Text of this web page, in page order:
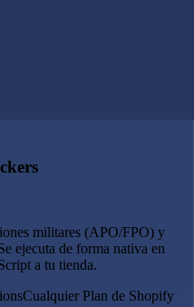
militares (APO/FPO) y
ejecuta de forma nativa en
a tu tienda.
Cualquier Plan de Shopify